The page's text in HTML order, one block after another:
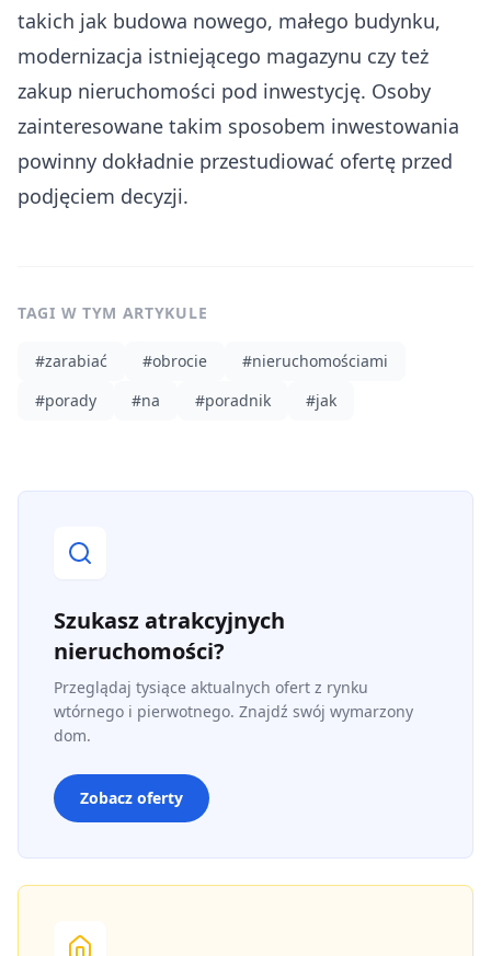
takich jak budowa nowego, małego budynku,
modernizacja istniejącego magazynu czy też
zakup nieruchomości pod inwestycję. Osoby
zainteresowane takim sposobem inwestowania
powinny dokładnie przestudiować ofertę przed
podjęciem decyzji.
TAGI W TYM ARTYKULE
#zarabiać #obrocie #nieruchomościami
#porady #na #poradnik #jak
Szukasz atrakcyjnych
nieruchomości?
Przeglądaj tysiące aktualnych ofert z rynku
wtórnego i pierwotnego. Znajdź swój wymarzony
dom.
Zobacz oferty